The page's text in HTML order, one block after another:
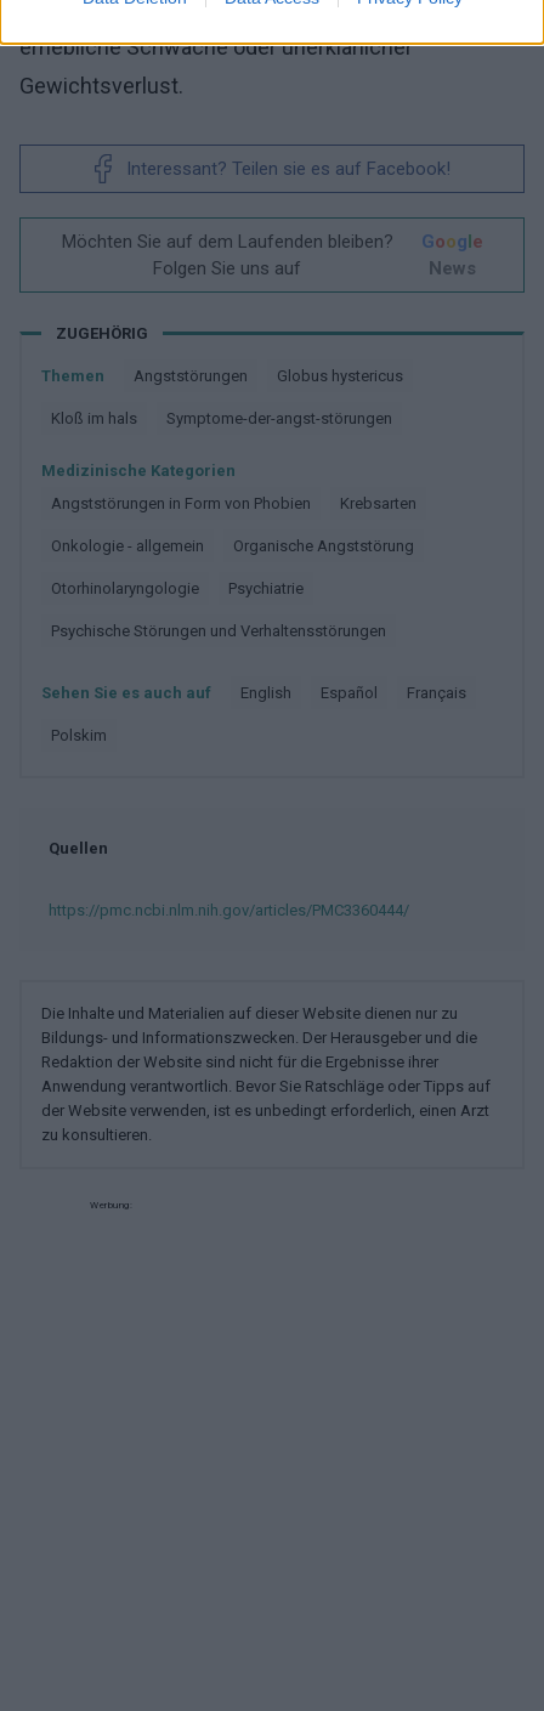
beim Schlucken, schwere Schluckbeschwerden,
erhebliche Schwäche oder unerklärlicher
Gewichtsverlust.
Interessant? Teilen sie es auf Facebook!
Möchten Sie auf dem Laufenden bleiben?
Folgen Sie uns auf
Google
News
ZUGEHÖRIG
Themen Angststörungen Globus hystericus
Kloß im hals Symptome-der-angst-störungen
Medizinische Kategorien
Angststörungen in Form von Phobien
Krebsarten
Onkologie - allgemein Organische Angststörung
Otorhinolaryngologie Psychiatrie
Psychische Störungen und Verhaltensstörungen
Sehen Sie es auch auf english español français
polskim
Quellen
https://pmc.ncbi.nlm.nih.gov/articles/PMC3360444/
Die Inhalte und Materialien auf dieser Website dienen nur zu
Bildungs- und Informationszwecken. Der Herausgeber und die
Redaktion der Website sind nicht für die Ergebnisse ihrer
Anwendung verantwortlich. Bevor Sie Ratschläge oder Tipps auf
der Website verwenden, ist es unbedingt erforderlich, einen Arzt
zu konsultieren.
Werbung: